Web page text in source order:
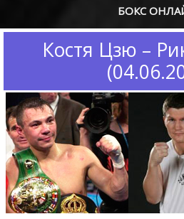
БОКС
Костя Цзю –